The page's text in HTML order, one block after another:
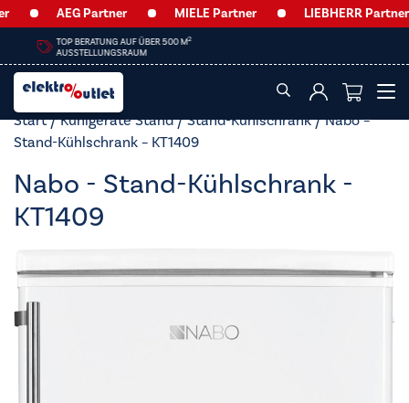
AEG Partner MIELE Partner LIEBHERR Partner
HEUTE GEÖFFNET VON
09:00 – 12:30 UHR & 14:00 – 18:00 UHR
Start/Kühlgeräte Stand/Stand-Kühlschrank/ Nabo –
Stand-Kühlschrank – KT1409
Nabo - Stand-Kühlschrank -
KT1409